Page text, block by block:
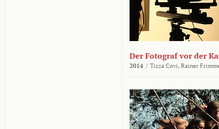
Der Fotograf vor der
2014 / Tizza Covi, Rainer